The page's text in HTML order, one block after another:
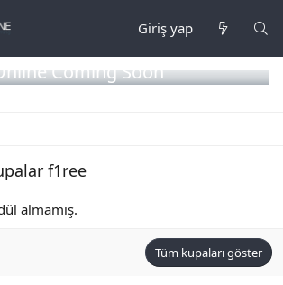
Giriş yap
Coming Soon
f1ree
almamış.
Tüm kupaları göster